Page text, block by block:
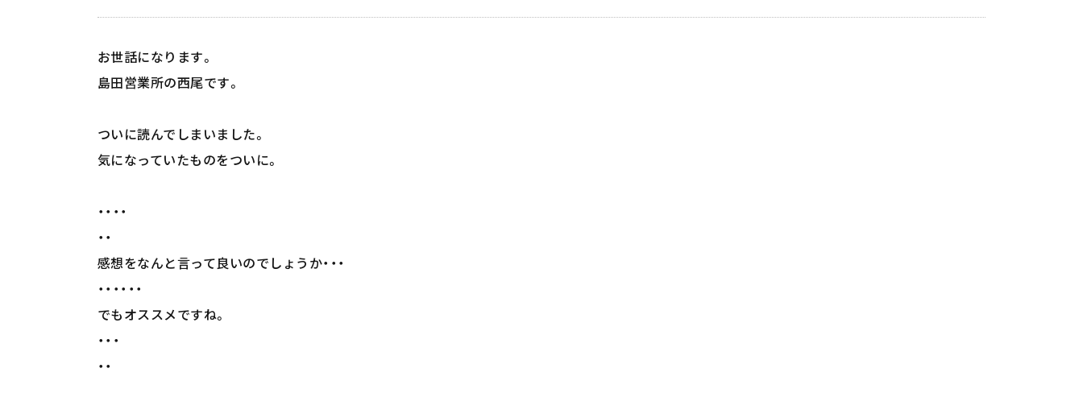
お世話になります。
島田営業所の西尾です。
ついに読んでしまいました。
気になっていたものをついに。
・・・・
・・
感想をなんと言って良いのでしょうか・・・
・・・・・・
でもオススメですね。
・・・
・・